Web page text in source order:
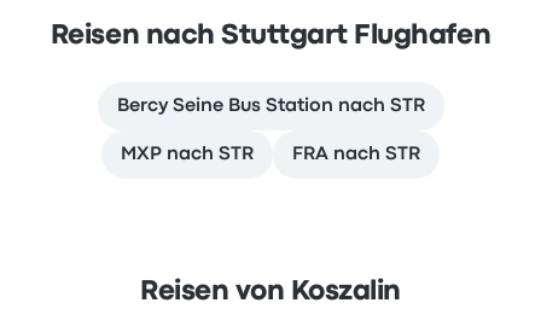
Reisen nach Stuttgart Flughafen
Bercy Seine Bus Station nach STR
MXP nach STR FRA nach STR
Reisen von Koszalin